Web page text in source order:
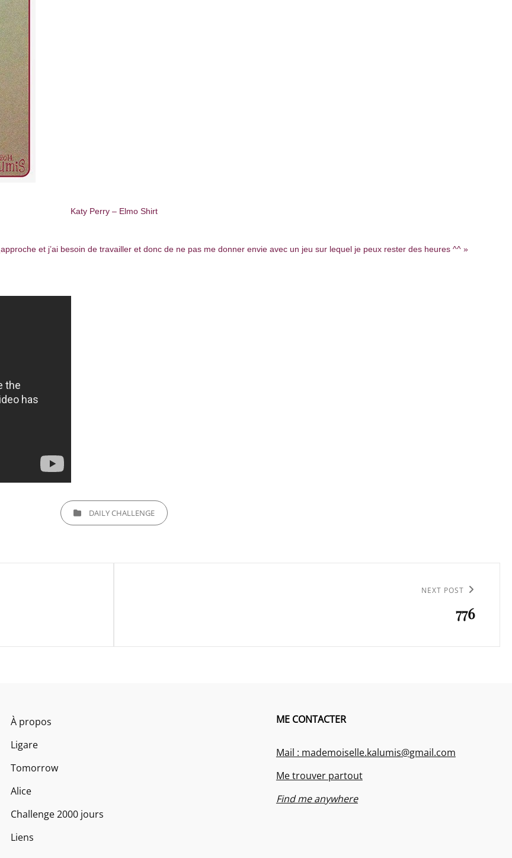
Katy Perry – Elmo Shirt
approche et j’ai besoin de travailler et donc de ne pas me donner envie avec un jeu sur lequel je peux rester des heures ^^ »
CATEGORIESDAILY CHALLENGE
NEXT POST
776
À propos
Ligare
Tomorrow
Alice
Challenge 2000 jours
Liens
ME CONTACTER
Mail : mademoiselle.kalumis@gmail.com
Me trouver partout
Find me anywhere